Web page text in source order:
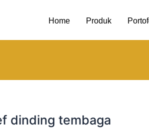
Home Produk
dinding tembaga